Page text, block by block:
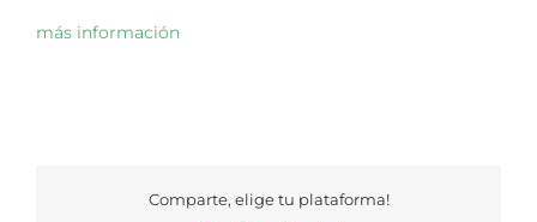
más información
Comparte, elige tu plataforma!